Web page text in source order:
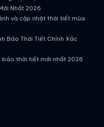
Nhất 2026
và cập nhật thời tiết mùa
Báo Thời Tiết Chính Xác
báo thời tiết mới nhất 2026
đại
Báo Thời Tiết Chính Xác
Hiện Đại